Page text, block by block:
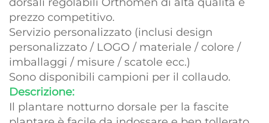
prezzo competitivo.
Servizio personalizzato (inclusi design
personalizzato / LOGO / materiale / colore /
imballaggi / misure / scatole ecc.)
Sono disponibili campioni per il collaudo.
Descrizione:
Il plantare notturno dorsale per la fascite